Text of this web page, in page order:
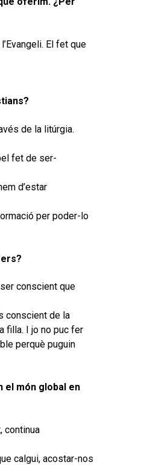
El fet que
de la litúrgia.
fet de ser-
d’estar
per poder-lo
conscient que
conscient de la
filla. I jo no puc fer
perquè puguin
el món global en
continua
calgui, acostar-nos